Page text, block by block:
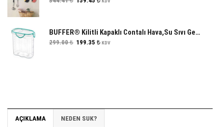
BUFFER® Kilitli Kapaklı Contalı Hava,Su Sıvı Geçirmez 2,4 Litre Erzak Saklama Kabı-SA590
299.00₺ Orijinal
199.35 ₺ŞuKDV
AÇIKLAMA NEDEN SUK?